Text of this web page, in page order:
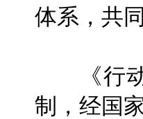
体系，共
《行动
制，经国